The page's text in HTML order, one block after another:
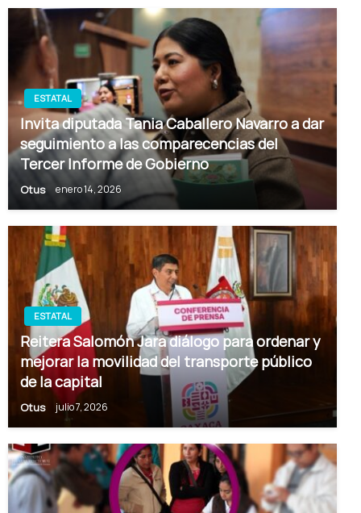
ESTATAL
Invita diputada Tania Caballero Navarro a dar
seguimiento a las comparecencias del
Tercer Informe de Gobierno
Otus enero 14, 2026
ESTATAL
Reitera Salomón Jara diálogo para ordenar y
mejorar la movilidad del transporte público
de la capital
Otus julio 7, 2026